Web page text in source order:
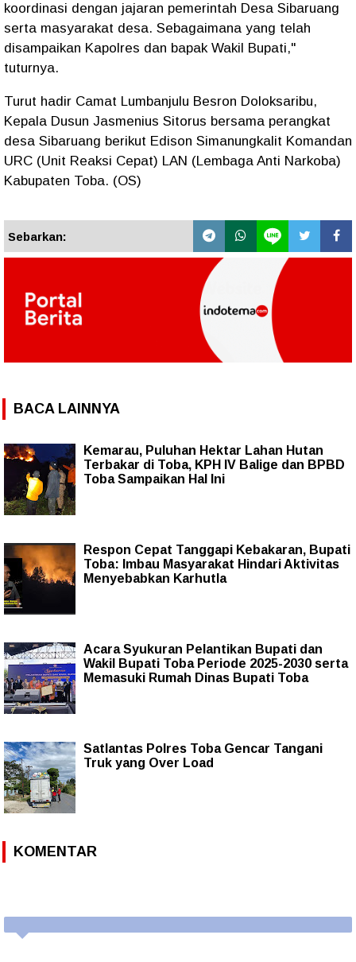
koordinasi dengan jajaran pemerintah Desa Sibaruang
serta masyarakat desa. Sebagaimana yang telah
disampaikan Kapolres dan bapak Wakil Bupati,"
tuturnya.
Turut hadir Camat Lumbanjulu Besron Doloksaribu,
Kepala Dusun Jasmenius Sitorus bersama perangkat
desa Sibaruang berikut Edison Simanungkalit Komandan
URC (Unit Reaksi Cepat) LAN (Lembaga Anti Narkoba)
Kabupaten Toba. (OS)
Sebarkan:
BACA LAINNYA
Kemarau, Puluhan Hektar Lahan Hutan
Terbakar di Toba, KPH IV Balige dan BPBD
Toba Sampaikan Hal Ini
Respon Cepat Tanggapi Kebakaran, Bupati
Toba: Imbau Masyarakat Hindari Aktivitas
Menyebabkan Karhutla
Acara Syukuran Pelantikan Bupati dan
Wakil Bupati Toba Periode 2025-2030 serta
Memasuki Rumah Dinas Bupati Toba
Satlantas Polres Toba Gencar Tangani
Truk yang Over Load
KOMENTAR